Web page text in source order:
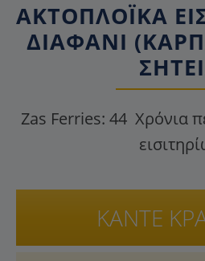
ΑΚΤΟΠΛΟΪΚΑ
ΔΙΑΦΆΝΙ
Zas Ferries: 44 Χρόνια
ΚΑΝΤΕ